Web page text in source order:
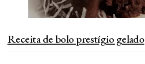
Receita de bolo prestígio gelado